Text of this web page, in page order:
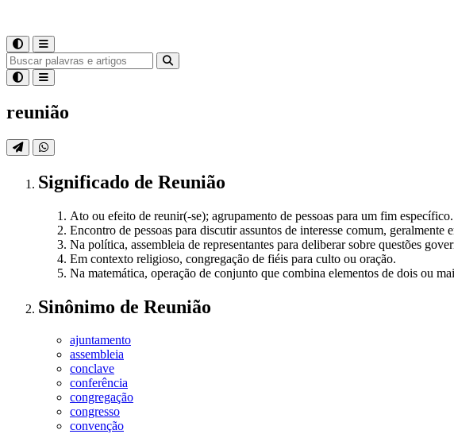
reunião
Significado de Reunião
Ato ou efeito de reunir(-se); agrupamento de pessoas para um fim específico.
Encontro de pessoas para discutir assuntos de interesse comum,
Na política, assembleia de representantes para deliberar sobre questões
Em contexto religioso, congregação de fiéis para culto ou oração.
Na matemática, operação de conjunto que combina elementos de dois ou
Sinônimo de Reunião
ajuntamento
assembleia
conclave
conferência
congregação
congresso
convenção